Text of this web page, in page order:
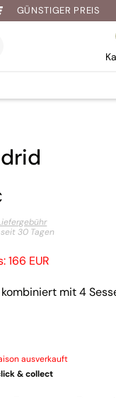
GÜNSTIGER PREIS
30 Tagen
166 EUR
mit 4
ausverkauft
& collect